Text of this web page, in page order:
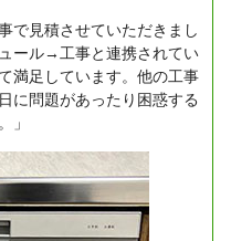
で見積させていただきまし
ール→工事と連携されてい
満足しています。他の工事
に問題があったり困惑する
」